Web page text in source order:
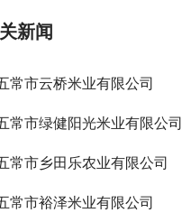
新闻
常市云桥米业有限公司
常市绿健阳光米业有限公司
常市乡田乐农业有限公司
常市裕泽米业有限公司